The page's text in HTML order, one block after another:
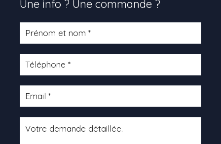
Une info ? Une commande ?
Formulaire
produit